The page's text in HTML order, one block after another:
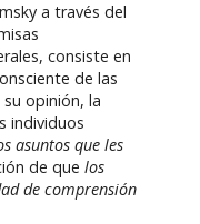
a través del
consiste en
de las
opinión, la
individuos
asuntos que les
de que los
de comprensión